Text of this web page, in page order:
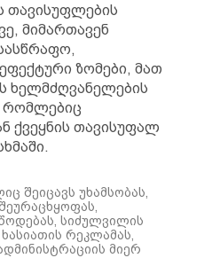
თავისუფლების
მიმართავენ
ზომები, მათ
ხელმძღვანელების
რომლებიც
ქვეყნის თავისუფალ
შეიცავს უხამსობას,
სიძულვილის
რეკლამას,
მიერ